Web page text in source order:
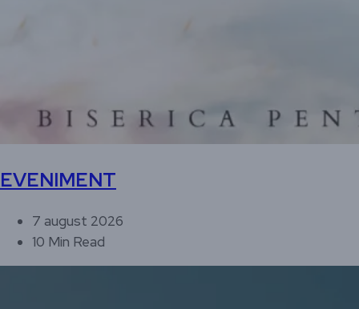
EVENIMENT
7 august 2026
10 Min Read